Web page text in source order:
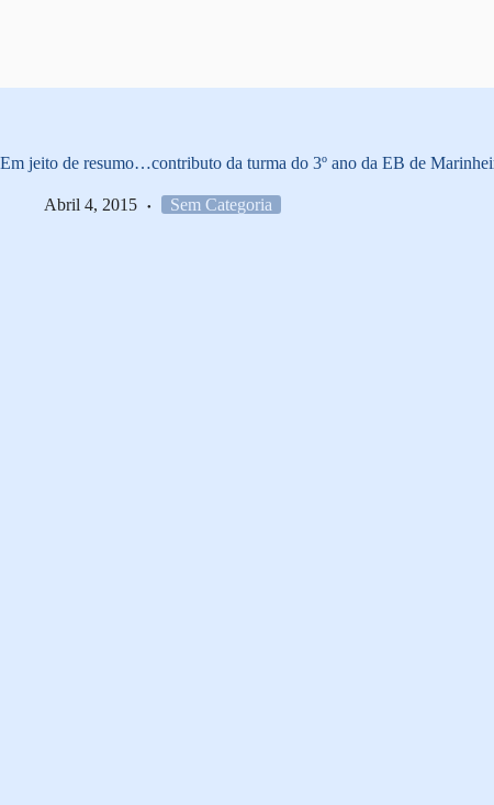
Em jeito de resumo…contributo da turma do 3º ano da EB de
Abril 4, 2015 Sem Categoria